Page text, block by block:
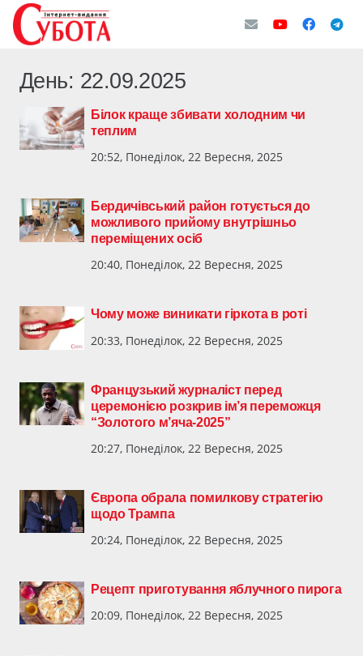
День: 22.09.2025
Білок краще збивати холодним чи
теплим
20:52, Понеділок, 22 Вересня, 2025
Бердичівський район готується до
можливого прийому внутрішньо
переміщених осіб
20:40, Понеділок, 22 Вересня, 2025
Чому може виникати гіркота в роті
20:33, Понеділок, 22 Вересня, 2025
Французький журналіст перед
церемонією розкрив ім’я переможця
“Золотого м’яча-2025”
20:27, Понеділок, 22 Вересня, 2025
Європа обрала помилкову стратегію
щодо Трампа
20:24, Понеділок, 22 Вересня, 2025
Рецепт приготування яблучного пирога
20:09, Понеділок, 22 Вересня, 2025